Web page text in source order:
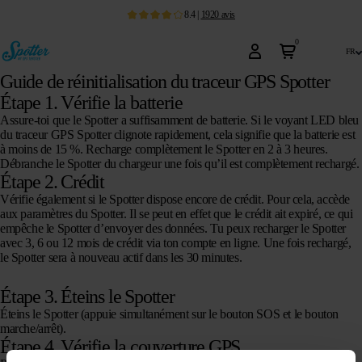
8.4| 1920 avis
0
fr
Guide de réinitialisation du traceur GPS Spotter
Étape 1. Vérifie la batterie
Assure-toi que le Spotter a suffisamment de batterie. Si le voyant LED bleu
du traceur GPS Spotter clignote rapidement, cela signifie que la batterie est
à moins de 15 %. Recharge complètement le Spotter en 2 à 3 heures.
Débranche le Spotter du chargeur une fois qu’il est complètement rechargé.
Étape 2. Crédit
Vérifie également si le Spotter dispose encore de crédit. Pour cela, accède
aux paramètres du Spotter. Il se peut en effet que le crédit ait expiré, ce qui
empêche le Spotter d’envoyer des données. Tu peux recharger le Spotter
avec 3, 6 ou 12 mois de crédit via ton compte en ligne. Une fois rechargé,
le Spotter sera à nouveau actif dans les 30 minutes.
Étape 3. Éteins le Spotter
Éteins le Spotter (appuie simultanément sur le bouton SOS et le bouton
marche/arrêt).
Étape 4. Vérifie la couverture GPS